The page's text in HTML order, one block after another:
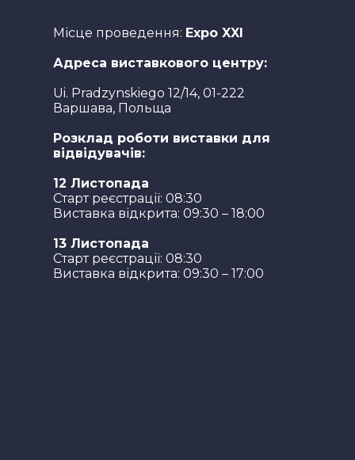
Місце проведення: Expo XXI
Адреса виставкового центру:
Ui. Pradzynskiego 12/14, 01-222
Варшава, Польща
Розклад роботи виставки для
відвідувачів:
12 Листопада
Старт реєстрації: 08:30
Виставка відкрита: 09:30 – 18:00
13 Листопада
Старт реєстрації: 08:30
Виставка відкрита: 09:30 – 17:00